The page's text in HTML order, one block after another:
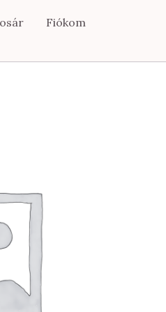
Fiókom